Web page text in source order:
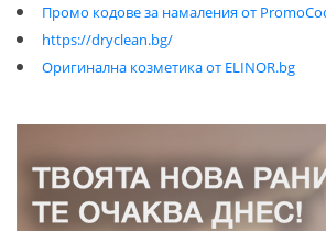
Промо кодове за намаления от
https://dryclean.bg/
Оригинална козметика от ELINOR.bg